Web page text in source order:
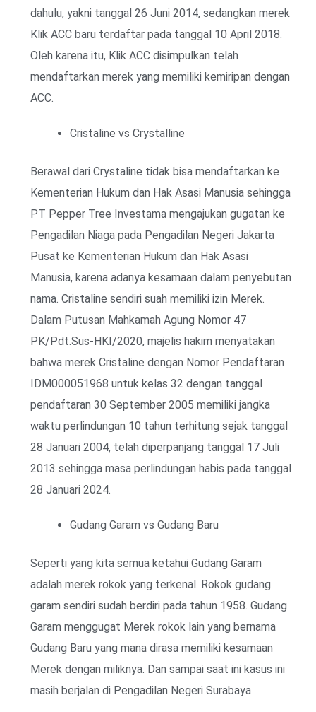
dahulu, yakni tanggal 26 Juni 2014, sedangkan merek
Klik ACC baru terdaftar pada tanggal 10 April 2018.
Oleh karena itu, Klik ACC disimpulkan telah
mendaftarkan merek yang memiliki kemiripan dengan
ACC.
Cristaline vs Crystalline
Berawal dari Crystaline tidak bisa mendaftarkan ke
Kementerian Hukum dan Hak Asasi Manusia sehingga
PT Pepper Tree Investama mengajukan gugatan ke
Pengadilan Niaga pada Pengadilan Negeri Jakarta
Pusat ke Kementerian Hukum dan Hak Asasi
Manusia, karena adanya kesamaan dalam penyebutan
nama. Cristaline sendiri suah memiliki izin Merek.
Dalam Putusan Mahkamah Agung Nomor 47
PK/Pdt.Sus-HKI/2020, majelis hakim menyatakan
bahwa merek Cristaline dengan Nomor Pendaftaran
IDM000051968 untuk kelas 32 dengan tanggal
pendaftaran 30 September 2005 memiliki jangka
waktu perlindungan 10 tahun terhitung sejak tanggal
28 Januari 2004, telah diperpanjang tanggal 17 Juli
2013 sehingga masa perlindungan habis pada tanggal
28 Januari 2024.
Gudang Garam vs Gudang Baru
Seperti yang kita semua ketahui Gudang Garam
adalah merek rokok yang terkenal. Rokok gudang
garam sendiri sudah berdiri pada tahun 1958. Gudang
Garam menggugat Merek rokok lain yang bernama
Gudang Baru yang mana dirasa memiliki kesamaan
Merek dengan miliknya. Dan sampai saat ini kasus ini
masih berjalan di Pengadilan Negeri Surabaya